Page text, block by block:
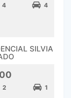
4 4
SILVIA
2 1